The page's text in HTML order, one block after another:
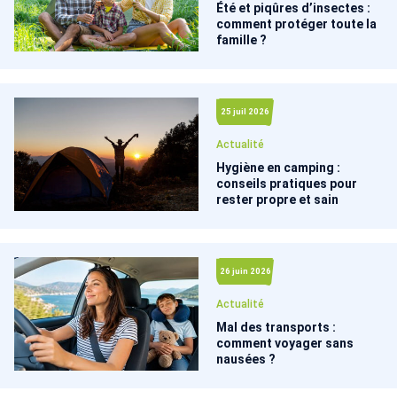
Été et piqûres d’insectes :
comment protéger toute la
famille ?
25 juil 2026
Actualité
Hygiène en camping :
conseils pratiques pour
rester propre et sain
26 juin 2026
Actualité
Mal des transports :
comment voyager sans
nausées ?